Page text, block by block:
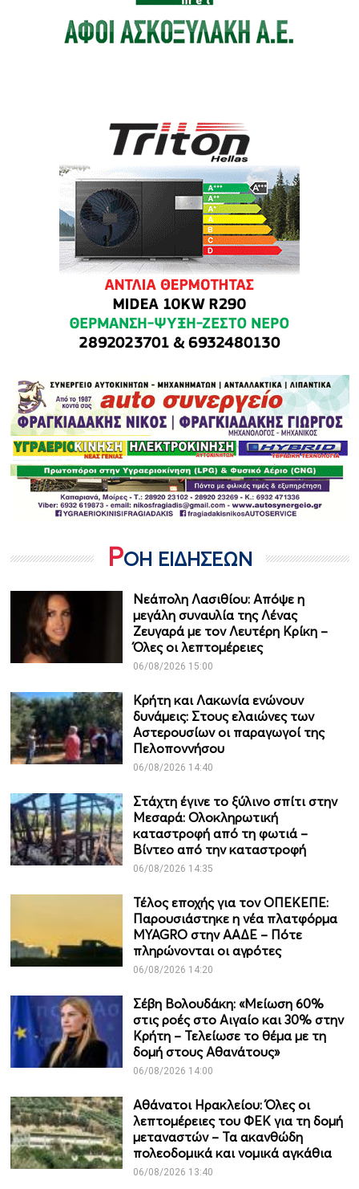
ΡΟΗ ΕΙΔΗΣΕΩΝ
Νεάπολη Λασιθίου: Απόψε η
μεγάλη συναυλία της Λένας
Ζευγαρά με τον Λευτέρη Κρίκη –
Όλες οι λεπτομέρειες
06/08/2026 15:00
Κρήτη και Λακωνία ενώνουν
δυνάμεις: Στους ελαιώνες των
Αστερουσίων οι παραγωγοί της
Πελοποννήσου
06/08/2026 14:40
Στάχτη έγινε το ξύλινο σπίτι στην
Μεσαρά: Ολοκληρωτική
καταστροφή από τη φωτιά –
Βίντεο από την καταστροφή
06/08/2026 14:35
Τέλος εποχής για τον ΟΠΕΚΕΠΕ:
Παρουσιάστηκε η νέα πλατφόρμα
MYAGRO στην ΑΑΔΕ – Πότε
πληρώνονται οι αγρότες
06/08/2026 14:20
Σέβη Βολουδάκη: «Μείωση 60%
στις ροές στο Αιγαίο και 30% στην
Κρήτη – Τελείωσε το θέμα με τη
δομή στους Αθανάτους»
06/08/2026 14:00
Αθάνατοι Ηρακλείου: Όλες οι
λεπτομέρειες του ΦΕΚ για τη δομή
μεταναστών – Τα ακανθώδη
πολεοδομικά και νομικά αγκάθια
06/08/2026 13:40